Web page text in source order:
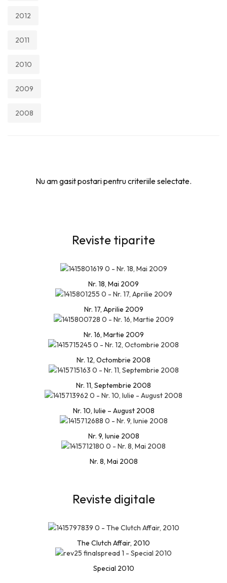
2012
2011
2010
2009
2008
Nu am gasit postari pentru criteriile selectate.
Reviste tiparite
Nr. 18, Mai 2009
Nr. 17, Aprilie 2009
Nr. 16, Martie 2009
Nr. 12, Octombrie 2008
Nr. 11, Septembrie 2008
Nr. 10, Iulie – August 2008
Nr. 9, Iunie 2008
Nr. 8, Mai 2008
Reviste digitale
The Clutch Affair, 2010
Special 2010